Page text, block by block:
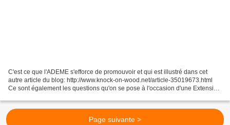
C'est ce que l'ADEME s'efforce de promouvoir et qui est illustré dans cet
autre article du blog: http://www.knock-on-wood.net/article-35019673.html
Ce sont également les questions qu'on se pose à l'occasion d'une Extension
Page suivante >